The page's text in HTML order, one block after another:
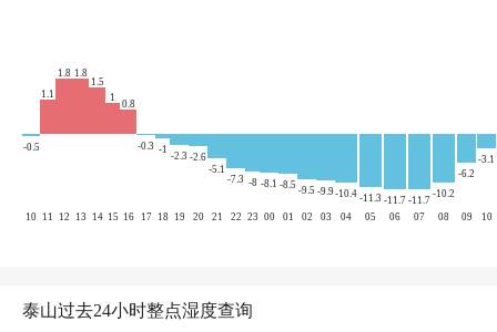
-0.5
10
1.1
11
1.8
12
1.8
13
1.5
14
1
15
0.8
16
-0.3
17
-1
18
-2.3
19
-2.6
20
-5.1
21
-7.3
22
-8
23
-8.1
00
-8.5
01
-9.5
02
-9.9
03
-10.4
04
-11.3
05
-11.7
06
-11.7
07
-10.2
08
-6.2
09
-3.1
10
泰山过去24小时整点湿度查询